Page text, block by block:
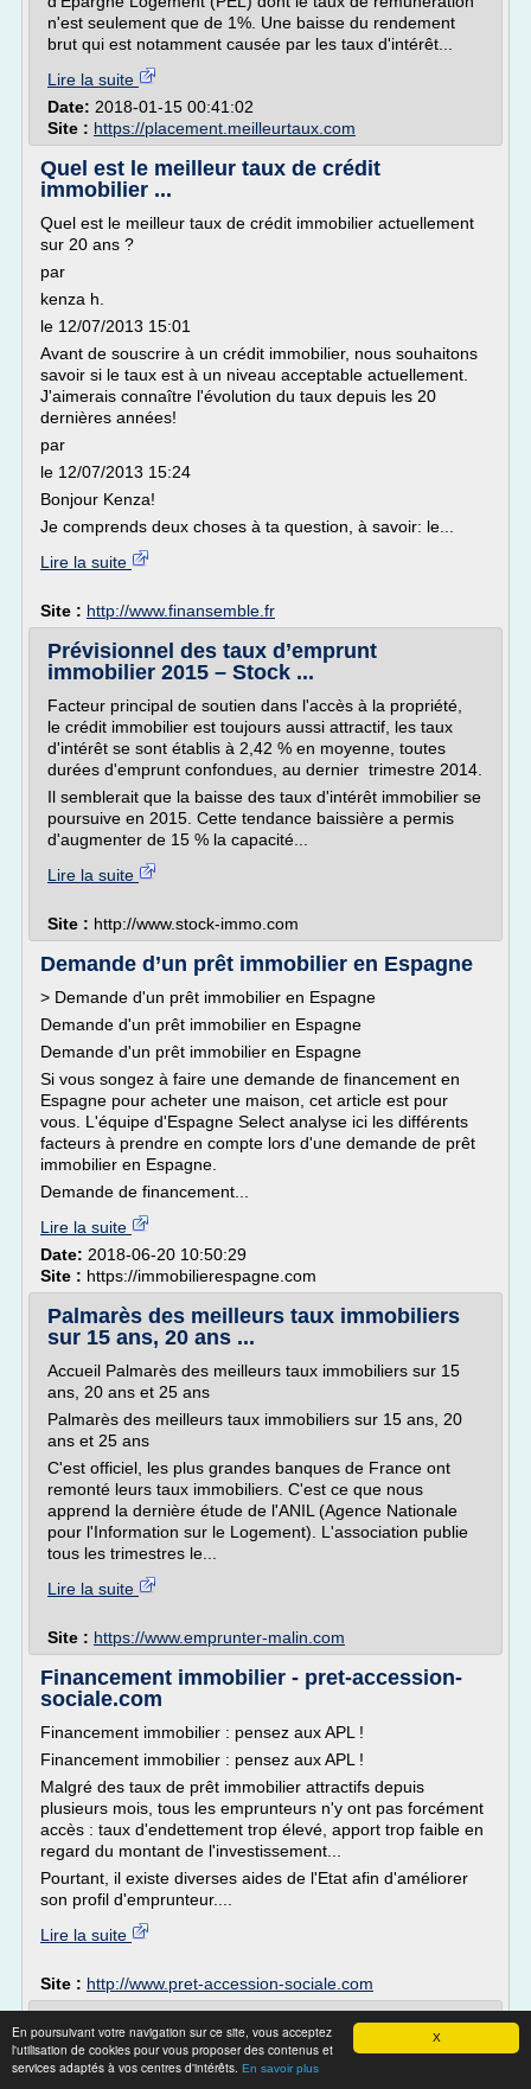
X
En poursuivant votre navigation sur ce site, vous acceptez
l'utilisation de cookies pour vous proposer des contenus et
services adaptés à vos centres d'intérêts. En savoir plus
n'est seulement que de 1%. Une baisse du rendement
brut qui est notamment causée par les taux d'intérêt...
Lire la suite
Date: 2018-01-15 00:41:02
Site : https://placement.meilleurtaux.com
Quel est le meilleur taux de crédit
immobilier ...
Quel est le meilleur taux de crédit immobilier actuellement
sur 20 ans ?
par
kenza h.
le 12/07/2013 15:01
Avant de souscrire à un crédit immobilier, nous souhaitons
savoir si le taux est à un niveau acceptable actuellement.
J'aimerais connaître l'évolution du taux depuis les 20
dernières années!
par
le 12/07/2013 15:24
Bonjour Kenza!
Je comprends deux choses à ta question, à savoir: le...
Lire la suite
Site : http://www.finansemble.fr
Prévisionnel des taux d’emprunt
immobilier 2015 – Stock ...
Facteur principal de soutien dans l'accès à la propriété,
le crédit immobilier est toujours aussi attractif, les taux
d'intérêt se sont établis à 2,42 % en moyenne, toutes
durées d'emprunt confondues, au dernier trimestre 2014.
Il semblerait que la baisse des taux d'intérêt immobilier se
poursuive en 2015. Cette tendance baissière a permis
d'augmenter de 15 % la capacité...
Lire la suite
Site : http://www.stock-immo.com
Demande d’un prêt immobilier en Espagne
> Demande d'un prêt immobilier en Espagne
Demande d'un prêt immobilier en Espagne
Demande d'un prêt immobilier en Espagne
Si vous songez à faire une demande de financement en
Espagne pour acheter une maison, cet article est pour
vous. L'équipe d'Espagne Select analyse ici les différents
facteurs à prendre en compte lors d'une demande de prêt
immobilier en Espagne.
Demande de financement...
Lire la suite
Date: 2018-06-20 10:50:29
Site : https://immobilierespagne.com
Palmarès des meilleurs taux immobiliers
sur 15 ans, 20 ans ...
Accueil Palmarès des meilleurs taux immobiliers sur 15
ans, 20 ans et 25 ans
Palmarès des meilleurs taux immobiliers sur 15 ans, 20
ans et 25 ans
C'est officiel, les plus grandes banques de France ont
remonté leurs taux immobiliers. C'est ce que nous
apprend la dernière étude de l'ANIL (Agence Nationale
pour l'Information sur le Logement). L'association publie
tous les trimestres le...
Lire la suite
Site : https://www.emprunter-malin.com
Financement immobilier - pret-accession-
sociale.com
Financement immobilier : pensez aux APL !
Financement immobilier : pensez aux APL !
Malgré des taux de prêt immobilier attractifs depuis
plusieurs mois, tous les emprunteurs n'y ont pas forcément
accès : taux d'endettement trop élevé, apport trop faible en
regard du montant de l'investissement...
Pourtant, il existe diverses aides de l'Etat afin d'améliorer
son profil d'emprunteur....
Lire la suite
Site : http://www.pret-accession-sociale.com
Taux d'intérêts historique | Bouygues
Immobilier
Taux d'intérêts : pourquoi est-ce vraiment historique ?